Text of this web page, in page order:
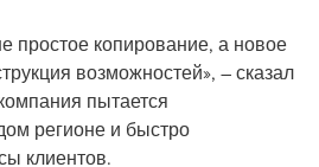
простое копирование, а новое
возможностей», – сказал
пытается
регионе и быстро
клиентов.